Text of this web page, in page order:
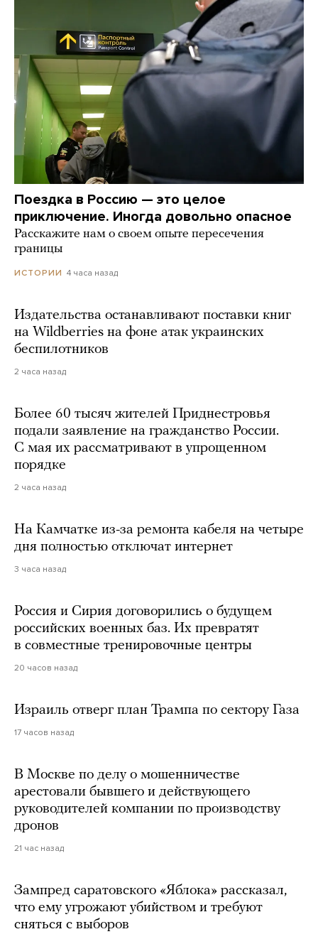
Поездка в Россию — это целое
приключение. Иногда довольно опасное
Расскажите нам о своем опыте пересечения
границы
ИСТОРИИ 4 часа назад
Издательства останавливают поставки книг
на Wildberries на фоне атак украинских
беспилотников
2 часа назад
Более 60 тысяч жителей Приднестровья
подали заявление на гражданство России.
С мая их рассматривают в упрощенном
порядке
2 часа назад
На Камчатке из-за ремонта кабеля на четыре
дня полностью отключат интернет
3 часа назад
Россия и Сирия договорились о будущем
российских военных баз. Их превратят
в совместные тренировочные центры
20 часов назад
Израиль отверг план Трампа по сектору Газа
17 часов назад
В Москве по делу о мошенничестве
арестовали бывшего и действующего
руководителей компании по производству
дронов
21 час назад
Зампред саратовского «Яблока» рассказал,
что ему угрожают убийством и требуют
сняться с выборов